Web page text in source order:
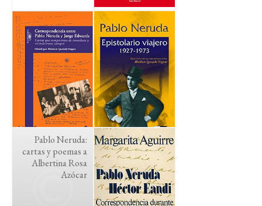
Pablo Neruda:
cartas y poemas a
Albertina Rosa
Azócar